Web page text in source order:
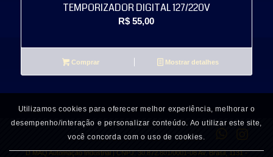
TEMPORIZADOR DIGITAL 127/220V
R$ 55,00
Comprar Mostrar detalhes
D MAQ Automação Industrial | CNPJ: 30.872.801/0001-08 Av. Brasil, 1131 -
Utilizamos cookies para oferecer melhor experiência, melhorar o
desempenho/interação e personalizar conteúdo. Ao utilizar este site,
você concorda com o uso de cookies.